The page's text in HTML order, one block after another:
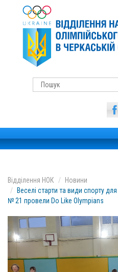
Відділення НОК
Новини
Веселі старти та види спорту
№ 21 провели Do Like Olympians